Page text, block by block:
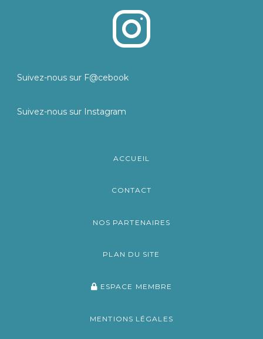
Suivez-nous sur F@cebook
Suivez-nous sur Instagram
ACCUEIL
CONTACT
NOS PARTENAIRES
PLAN DU SITE
ESPACE MEMBRE
MENTIONS LÉGALES